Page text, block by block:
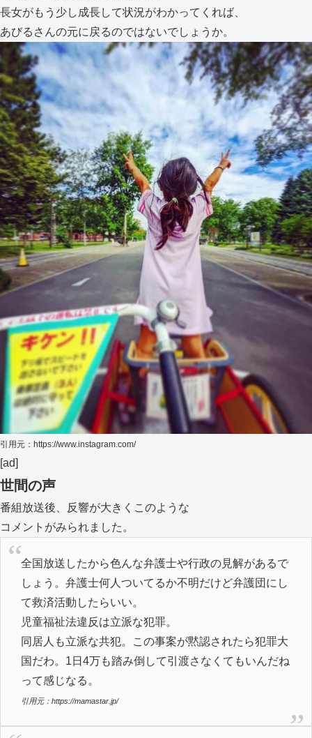
長女がもう少し成長して状況がわかってくれば、
あびるさんの元に戻るのではないでしょうか。
引用元： https://www.instagram.com/
[ad]
世間の声
番組放送後、反響が大きくこのような
コメントがみられました。
全国放送したから色んな弁護士や行政の見解があるで
しょう。弁護士何人ついてるか不明だけど弁護団にし
て救済活動したらいい。
児童福祉法違反は立派な犯罪。
同居人も立派な共犯。この事案が黙認されたら犯罪大
国だわ。1日4万も踏み倒して引渡さなくてもいんだね
って感じなる。
引用元：https://mamastar.jp/